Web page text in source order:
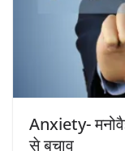
Anxiety-
से बचाव